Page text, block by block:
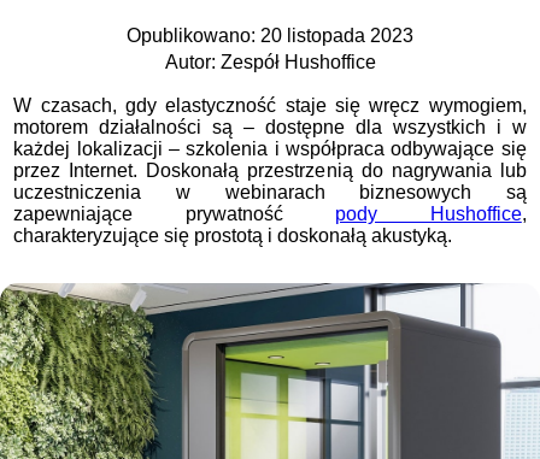
Opublikowano: 20 listopada 2023
Autor: Zespół Hushoffice
W czasach, gdy elastyczność staje się wręcz wymogiem,
motorem działalności są – dostępne dla wszystkich i w
każdej lokalizacji – szkolenia i współpraca odbywające się
przez Internet. Doskonałą przestrzenią do nagrywania lub
uczestniczenia w webinarach biznesowych są
zapewniające prywatność pody Hushoffice,
charakteryzujące się prostotą i doskonałą akustyką.